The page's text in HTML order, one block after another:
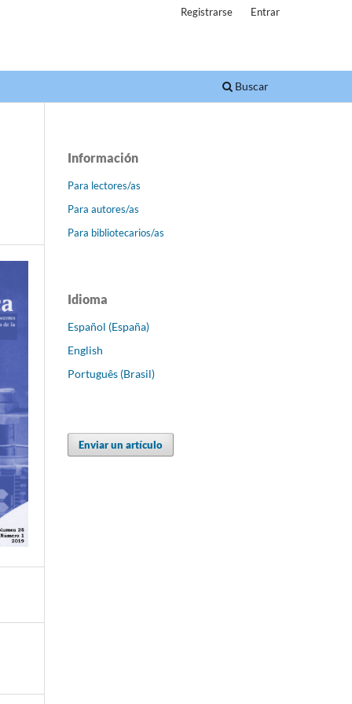
Buscar
Registrarse Entrar
Información
Para lectores/as
Para autores/as
Para bibliotecarios/as
Idioma
Español (España)
English
Português (Brasil)
Enviar un artículo